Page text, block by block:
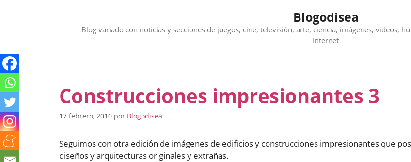
Blogodisea
Blog variado con noticias y secciones de juegos, cine, televisión, arte, ciencia, imágenes, videos,
Internet
Construcciones impresionantes 3
17 febrero, 2010 por Blogodisea
Seguimos con otra edición de imágenes de edificios y construcciones impresionantes que
diseños y arquitecturas originales y extrañas.